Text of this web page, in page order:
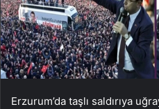
Erzurum’da taşlı saldırıya